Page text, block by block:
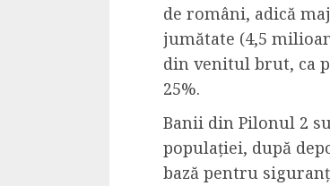
de români, adică
jumătate (4,5
din venitul brut, ca
25%.
Banii din Pilonul 2
populației, după
bază pentru
4 min read